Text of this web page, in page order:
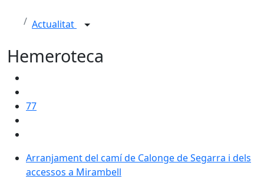
Actualitat
Hemeroteca
77
Arranjament del camí de Calonge de Segarra i dels
Arranjament del camí de Calonge de Segarra i dels
accessos a Mirambell